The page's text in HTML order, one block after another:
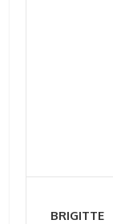
BRIGITTE